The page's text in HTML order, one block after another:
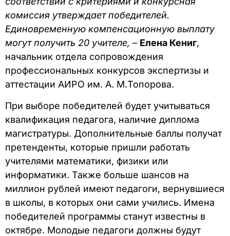
комиссия утверждает победителей.
Единовременную компенсационную выплату
могут получить 20 учителе, – Елена Кениг,
начальник отдела сопровождения
профессиональных конкурсов экспертизы и
аттестации АИРО им. А. М.Топорова.
При выборе победителей будет учитываться
квалификация педагога, наличие диплома
магистратуры. Дополнительные баллы получат
претенденты, которые пришли работать
учителями математики, физики или
информатики. Также больше шансов на
миллион рублей имеют педагоги, вернувшиеся
в школы, в которых они сами учились. Имена
победителей программы станут известны в
октябре. Молодые педагоги должны будут